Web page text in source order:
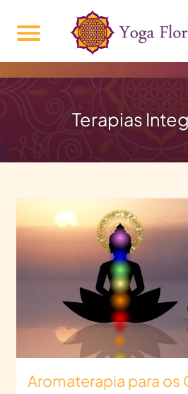
Terapias
Aromaterapia para os